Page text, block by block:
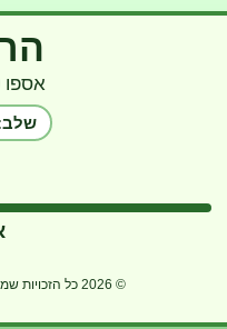
אספו 10 פטריות בכל שלב, היזהרו משלוליות ומרובוטים זזים!
שלב: 1 /
🍄🍄
© 2026 כל הזכויות שמורות לטק סטיישן חוגי מחשבים לילדים ונוער - תכנות, פיתוח משחקים, סקראץ׳, יוניטי, ai ועוד.